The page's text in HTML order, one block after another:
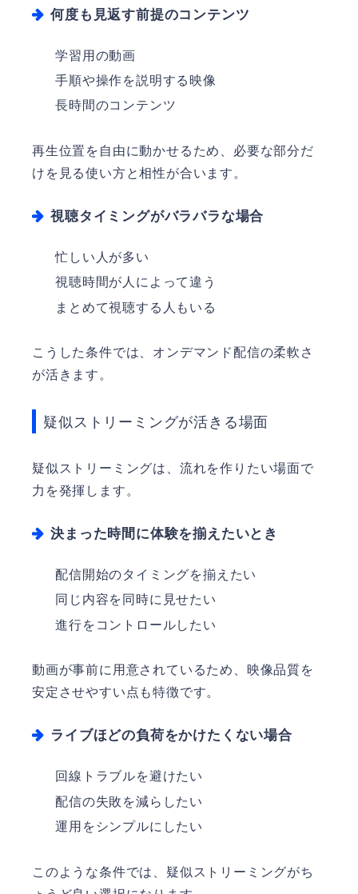
何度も見返す前提のコンテンツ
学習用の動画
手順や操作を説明する映像
長時間のコンテンツ
再生位置を自由に動かせるため、必要な部分だ
けを見る使い方と相性が合います。
視聴タイミングがバラバラな場合
忙しい人が多い
視聴時間が人によって違う
まとめて視聴する人もいる
こうした条件では、オンデマンド配信の柔軟さ
が活きます。
疑似ストリーミングが活きる場面
疑似ストリーミングは、流れを作りたい場面で
力を発揮します。
決まった時間に体験を揃えたいとき
配信開始のタイミングを揃えたい
同じ内容を同時に見せたい
進行をコントロールしたい
動画が事前に用意されているため、映像品質を
安定させやすい点も特徴です。
ライブほどの負荷をかけたくない場合
回線トラブルを避けたい
配信の失敗を減らしたい
運用をシンプルにしたい
このような条件では、疑似ストリーミングがち